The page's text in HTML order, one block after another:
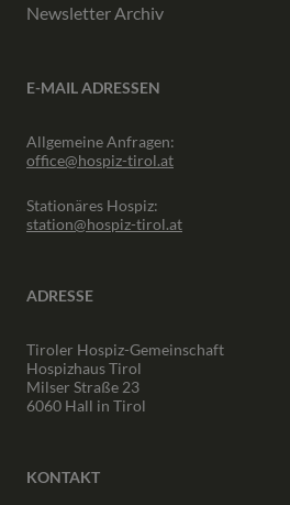
Newsletter Archiv
E-MAIL ADRESSEN
Allgemeine Anfragen:
office@hospiz-tirol.at
Stationäres Hospiz:
station@hospiz-tirol.at
ADRESSE
Tiroler Hospiz-Gemeinschaft
Hospizhaus Tirol
Milser Straße 23
6060 Hall in Tirol
KONTAKT